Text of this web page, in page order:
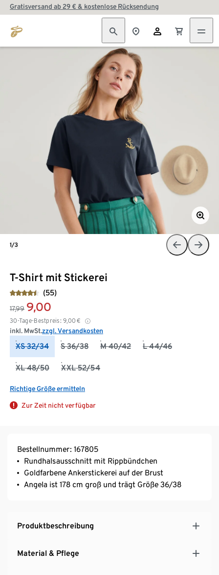
Gratisversand ab 29 € & kostenlose Rücksendung
T-Shirt mit Stickerei
(55)
17,99 9,00
30-Tage-Bestpreis: 9,00 €
inkl. MwSt.zzgl. Versandkosten
XS 32/34 S 36/38 M 40/42 L 44/46
XL 48/50 XXL 52/54
Richtige Größe ermitteln
Zur Zeit nicht verfügbar
1/3
Bestellnummer: 167805
Rundhalsausschnitt mit Rippbündchen
Goldfarbene Ankerstickerei auf der Brust
Angela ist 178 cm groß und trägt Größe 36/38
Produktbeschreibung
Material & Pflege